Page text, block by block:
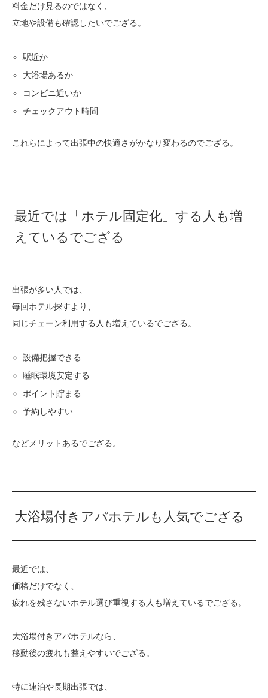
料金だけ見るのではなく、
立地や設備も確認したいでござる。
駅近か
大浴場あるか
コンビニ近いか
チェックアウト時間
これらによって出張中の快適さがかなり変わるのでござる。
最近では「ホテル固定化」する人も増
えているでござる
出張が多い人では、
毎回ホテル探すより、
同じチェーン利用する人も増えているでござる。
設備把握できる
睡眠環境安定する
ポイント貯まる
予約しやすい
などメリットあるでござる。
大浴場付きアパホテルも人気でござる
最近では、
価格だけでなく、
疲れを残さないホテル選び重視する人も増えているでござる。
大浴場付きアパホテルなら、
移動後の疲れも整えやすいでござる。
特に連泊や長期出張では、